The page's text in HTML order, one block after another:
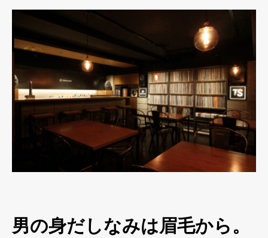
男の身だしなみは眉毛から。